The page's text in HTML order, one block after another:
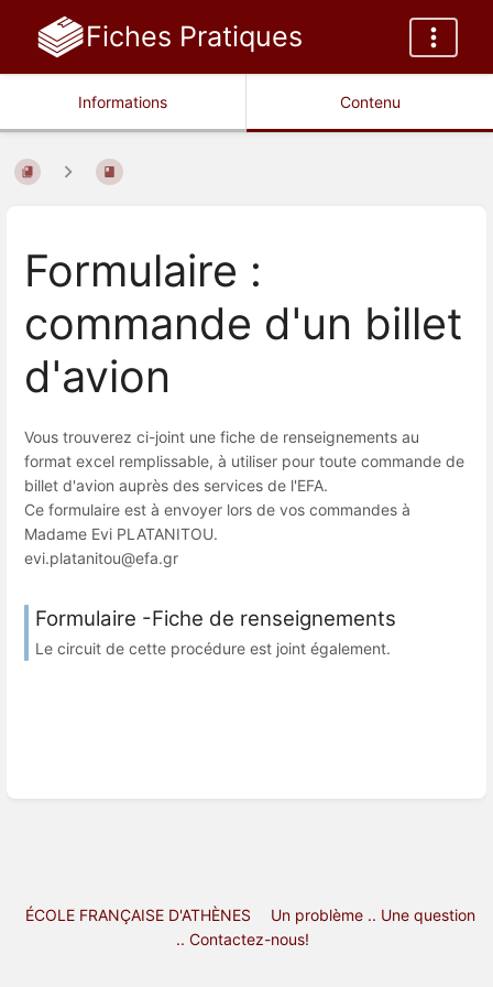
Fiches Pratiques
Informations Contenu
Formulaire :
commande d'un billet
d'avion
Vous trouverez ci-joint une fiche de renseignements au
format excel remplissable, à utiliser pour toute commande de
billet d'avion auprès des services de l'EFA.
Ce formulaire est à envoyer lors de vos commandes à
Madame Evi PLATANITOU.
evi.platanitou@efa.gr
Formulaire -Fiche de renseignements
Le circuit de cette procédure est joint également.
ÉCOLE FRANÇAISE D'ATHÈNES
Un problème .. Une question
.. Contactez-nous!